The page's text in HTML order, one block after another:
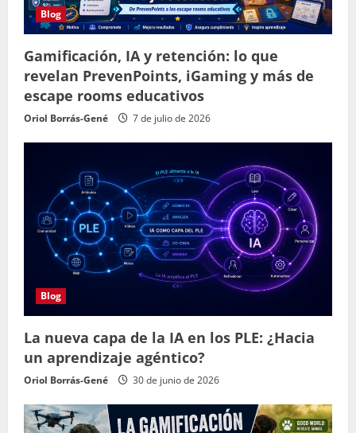
Blog
Gamificación, IA y retención: lo que
revelan PrevenPoints, iGaming y más de
escape rooms educativos
Oriol Borrás-Gené 7 de julio de 2026
Blog
La nueva capa de la IA en los PLE: ¿Hacia
un aprendizaje agéntico?
Oriol Borrás-Gené 30 de junio de 2026